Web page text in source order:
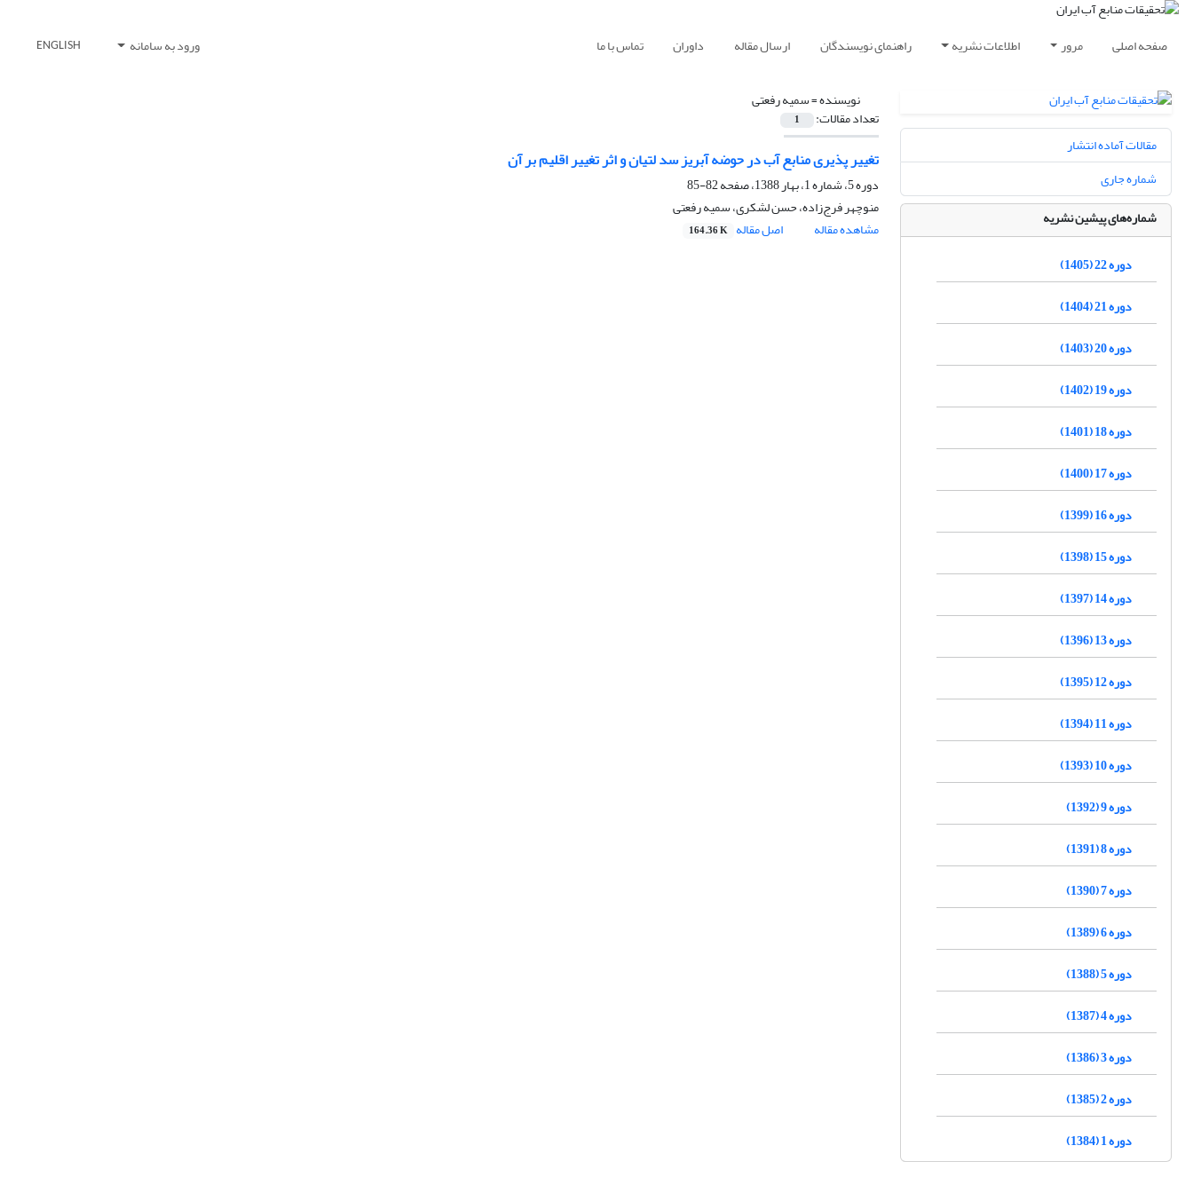
صفحه اصلی مرور اطلاعات نشریه راهنمای نویسندگان ارسال مقاله داوران تماس با ما ورود به سامانه ENGLISH
نویسنده =سمیه رفعتی
تعداد مقالات: 1
تغییر پذیری منابع آب در حوضه آبریز سد لتیان و اثر تغییر اقلیم بر آن
دوره 5، شماره 1، بهار 1388، صفحه
82-85
منوچهر فرج‌زاده، حسن لشکری، سمیه رفعتی
مشاهده مقاله
اصل مقاله 164.36 K
مقالات آماده انتشار
شماره جاری
شماره‌های پیشین نشریه
دوره 22 (1405)
دوره 21 (1404)
دوره 20 (1403)
دوره 19 (1402)
دوره 18 (1401)
دوره 17 (1400)
دوره 16 (1399)
دوره 15 (1398)
دوره 14 (1397)
دوره 13 (1396)
دوره 12 (1395)
دوره 11 (1394)
دوره 10 (1393)
دوره 9 (1392)
دوره 8 (1391)
دوره 7 (1390)
دوره 6 (1389)
دوره 5 (1388)
دوره 4 (1387)
دوره 3 (1386)
دوره 2 (1385)
دوره 1 (1384)